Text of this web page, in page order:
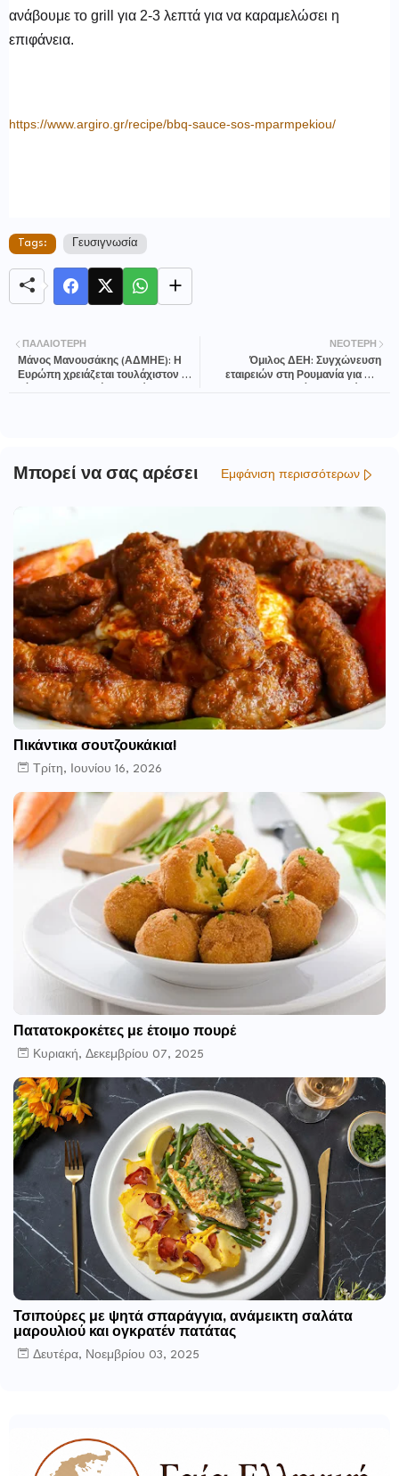
ανάβουμε το grill για 2-3 λεπτά για να καραμελώσει η
επιφάνεια.
https://www.argiro.gr/recipe/bbq-sauce-sos-mparmpekiou/
Tags: Γευσιγνωσία
ΝΕΌΤΕΡΗ
Όμιλος ΔΕΗ: Συγχώνευση
εταιρειών στη Ρουμανία για πιο
ΠΑΛΑΙΌΤΕΡΗ
Μάνος Μανουσάκης (ΑΔΜΗΕ): Η
Ευρώπη χρειάζεται τουλάχιστον 5
Μπορεί να σας αρέσει Εμφάνιση περισσότερων
Πικάντικα σουτζουκάκια!
Τρίτη, Ιουνίου 16, 2026
Πατατοκροκέτες με έτοιμο πουρέ
Κυριακή, Δεκεμβρίου 07, 2025
Τσιπούρες με ψητά σπαράγγια, ανάμεικτη σαλάτα
μαρουλιού και ογκρατέν πατάτας
Δευτέρα, Νοεμβρίου 03, 2025